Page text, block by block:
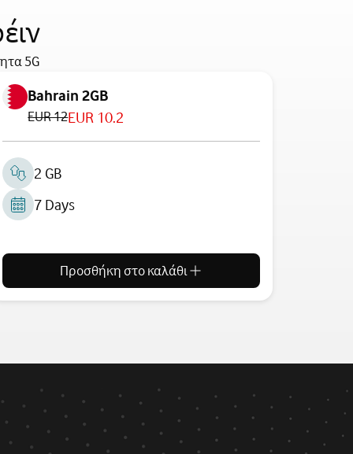
5G
Bahrain 2GB
EUR 12EUR 10.2
2 GB
7 Days
Προσθήκη στο καλάθι